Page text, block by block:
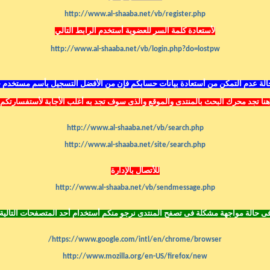
http://www.al-shaaba.net/vb/register.php
لأستعادة كلمة السر للعضوية أستخدم الرابط التالي
http://www.al-shaaba.net/vb/login.php?do=lostpw
عدم التمكن من أستعادة بيانات حسابكم فإن من الأفضل التسجيل بأسم مستخدم
هنا تجد محرك البحث بالمنتدى والموقع والذى سوف تجد به أغلب الأجابة لأستفسارتكم
http://www.al-shaaba.net/vb/search.php
http://www.al-shaaba.net/site/search.php
للأتصال بالإدارة
http://www.al-shaaba.net/vb/sendmessage.php
حالة مواجهة مشكلة فى تصفح المنتدى نرجو منكم أستخدام أحد المتصفحات
https://www.google.com/intl/en/chrome/browser/
http://www.mozilla.org/en-US/firefox/new